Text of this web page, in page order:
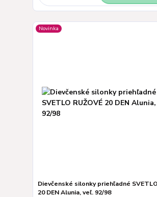
Novinka
Dievčenské silonky priehľadné
20 DEN Alunia, veľ. 92/98